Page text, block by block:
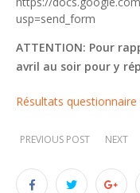
usp=send_form
ATTENTION: Pour
avril au soir pour y
Résultats questionnaire
PREVIOUS POST NEXT